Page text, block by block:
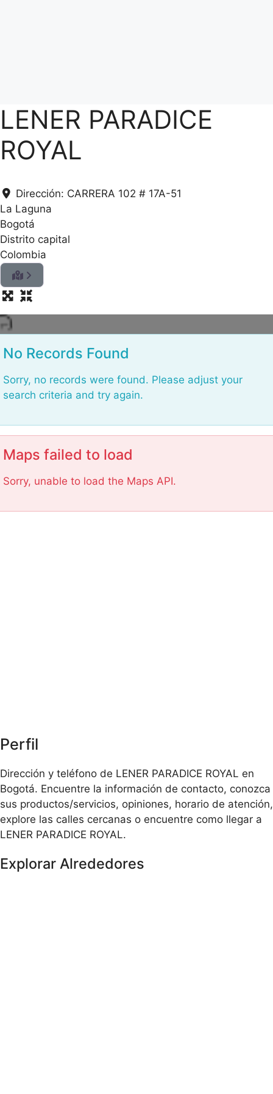
LENER PARADICE
ROYAL
Dirección: CARRERA 102 # 17A-51
La Laguna
Bogotá
Distrito capital
Colombia
a
d
i
n
g
No Records Found
Sorry, no records were found. Please adjust your
search criteria and try again.
Maps failed to load
Sorry, unable to load the Maps API.
Perfil
Dirección y teléfono de LENER PARADICE ROYAL en
Bogotá. Encuentre la información de contacto, conozca
sus productos/servicios, opiniones, horario de atención,
explore las calles cercanas o encuentre como llegar a
LENER PARADICE ROYAL.
Explorar Alrededores